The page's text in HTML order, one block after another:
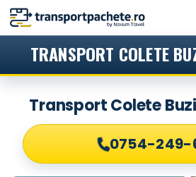
Sari
TRANSPORT COLETE
Transport Colete
0754-249-